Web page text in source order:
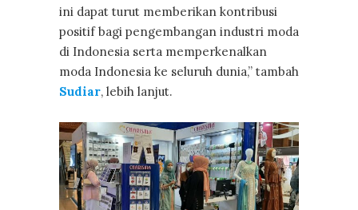
ini dapat turut memberikan kontribusi
positif bagi pengembangan industri moda
di Indonesia serta memperkenalkan
moda Indonesia ke seluruh dunia,” tambah
Sudiar, lebih lanjut.